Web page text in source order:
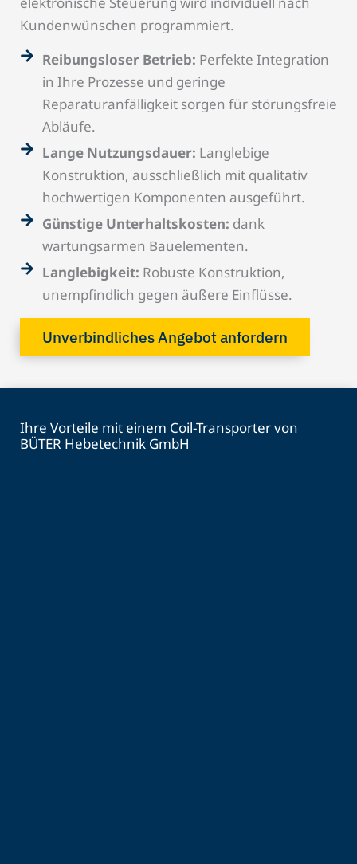
Kundenwünschen programmiert.
Reibungsloser Betrieb: Perfekte Integration
in Ihre Prozesse und geringe
Reparaturanfälligkeit sorgen für störungsfreie
Abläufe.
Lange Nutzungsdauer: Langlebige
Konstruktion, ausschließlich mit qualitativ
hochwertigen Komponenten ausgeführt.
Günstige Unterhaltskosten: dank
wartungsarmen Bauelementen.
Langlebigkeit: Robuste Konstruktion,
unempfindlich gegen äußere Einflüsse.
Unverbindliches Angebot anfordern
Ihre Vorteile mit einem Coil-Transporter von
BÜTER Hebetechnik GmbH